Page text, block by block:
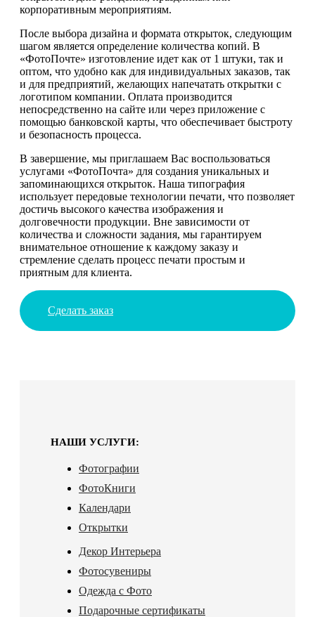
корпоративным мероприятиям.
После выбора дизайна и формата открыток, следующим
шагом является определение количества копий. В
«ФотоПочте» изготовление идет как от 1 штуки, так и
оптом, что удобно как для индивидуальных заказов, так
и для предприятий, желающих напечатать открытки с
логотипом компании. Оплата производится
непосредственно на сайте или через приложение с
помощью банковской карты, что обеспечивает быстроту
и безопасность процесса.
В завершение, мы приглашаем Вас воспользоваться
услугами «ФотоПочта» для создания уникальных и
запоминающихся открыток. Наша типография
использует передовые технологии печати, что позволяет
достичь высокого качества изображения и
долговечности продукции. Вне зависимости от
количества и сложности задания, мы гарантируем
внимательное отношение к каждому заказу и
стремление сделать процесс печати простым и
приятным для клиента.
Сделать заказ
НАШИ УСЛУГИ:
Фотографии
ФотоКниги
Календари
Открытки
Декор Интерьера
Фотосувениры
Одежда с Фото
Подарочные сертификаты